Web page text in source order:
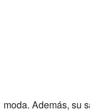
moda. Además, su